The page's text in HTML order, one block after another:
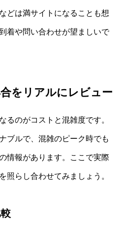
どは満サイトになることも想
着や問い合わせが望ましいで
をリアルにレビュー
るのがコストと混雑度です。
ブルで、混雑のピーク時でも
情報があります。ここで実際
照らし合わせてみましょう。